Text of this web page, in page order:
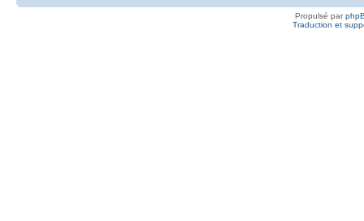
Propulsé par
Traduction et